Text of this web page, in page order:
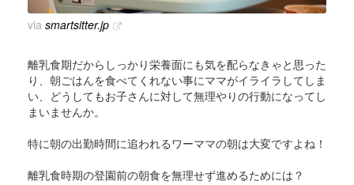
via smartsitter.jp
離乳食期だからしっかり栄養面にも気を配らなきゃと思った
り、朝ごはんを食べてくれない事にママがイライラしてしま
い、どうしてもお子さんに対して無理やりの行動になってし
まいませんか。
特に朝の出勤時間に追われるワーママの朝は大変ですよね！
離乳食時期の登園前の朝食を無理せず進めるためには？